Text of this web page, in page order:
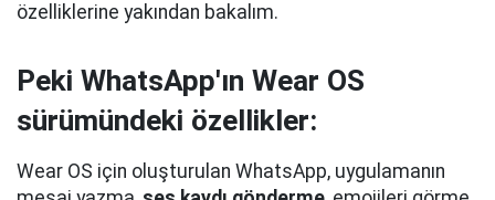
özelliklerine yakından bakalım.
Peki WhatsApp'ın Wear OS
sürümündeki özellikler:
Wear OS için oluşturulan WhatsApp, uygulamanın